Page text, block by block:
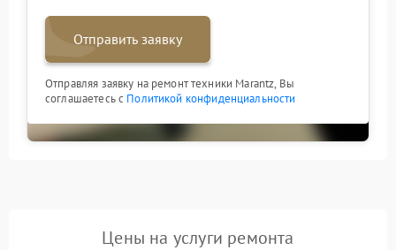
Отправить заявку
Отправляя заявку на ремонт техники Marantz, Вы
соглашаетесь с Политикой конфиденциальности
Цены на услуги ремонта